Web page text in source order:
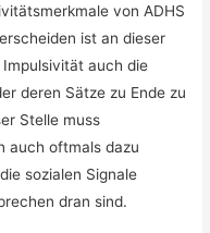
von ADHS
ist an dieser
auch die
deren Sätze zu Ende zu
Stelle muss
auch oftmals dazu
sozialen Signale
dran sind.